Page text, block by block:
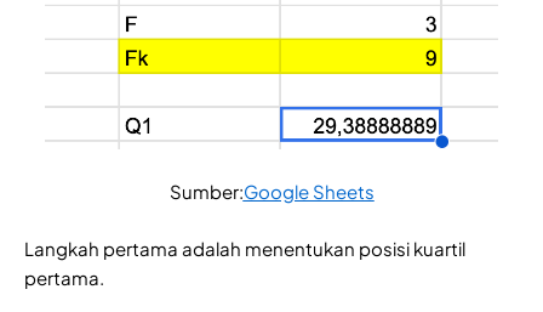
Sumber:Google Sheets
Langkah pertama adalah menentukan posisi kuartil
pertama.